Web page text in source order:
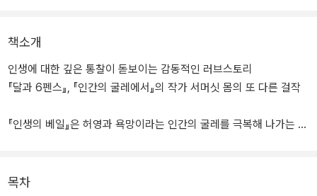
책소개
인생에 대한 깊은 통찰이 돋보이는 감동적인 러브스토리
『달과 6펜스』, 『인간의 굴레에서』의 작가 서머싯 몸의 또 다른 걸작
『인생의 베일』은 허영과 욕망이라는 인간의 굴레를 극복해 나가는 주
특유의 깊은 통찰이 돋보이는 소설로서, 서머싯 몸의 독자들을 실망
목차